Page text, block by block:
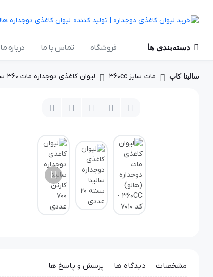
دسته‌بندی ها فروشگاه تماس با ما درباره ما
سالینا کاپ مات سایز 360cc لیوان کاغذی دوجداره مات ۳۶۰ سی‌سی - طرح ۷۰10
مشخصات دیدگاه ها پرسش و پاسخ ها